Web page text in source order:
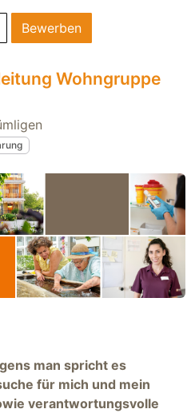
Bewerben
Wohngruppe
man spricht es
für mich und mein
verantwortungsvolle